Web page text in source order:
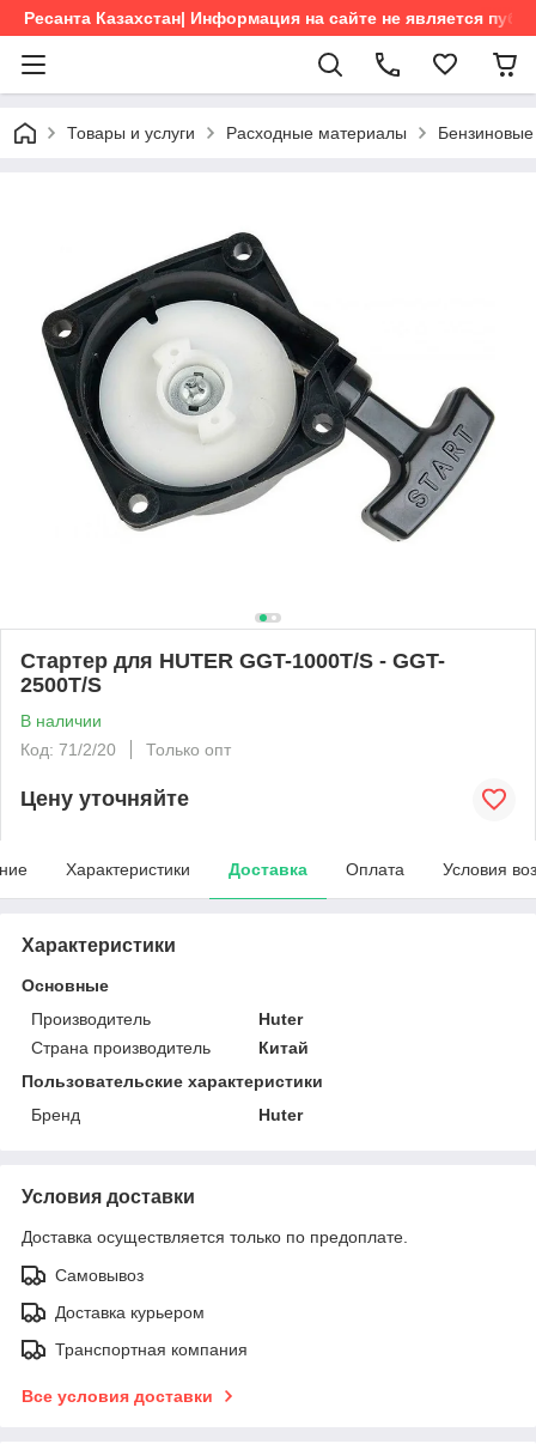
Ресанта Казахстан| Информация на сайте не является
Товары и услуги Расходные материалы
Стартер для HUTER GGT-1000T/S - GGT-
2500T/S
В наличии
Код: 71/2/20
Только опт
Цену уточняйте
Характеристики Доставка Оплата Условия
Характеристики
Основные
Производитель
Huter
Страна производитель
Китай
Пользовательские характеристики
Бренд
Huter
Условия доставки
Доставка осуществляется только по предоплате.
Самовывоз
Доставка курьером
Транспортная компания
Все условия доставки